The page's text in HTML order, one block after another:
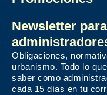
Newsletter para
Obligaciones,
urbanismo. Todo lo
saber como
cada 15 días en tu